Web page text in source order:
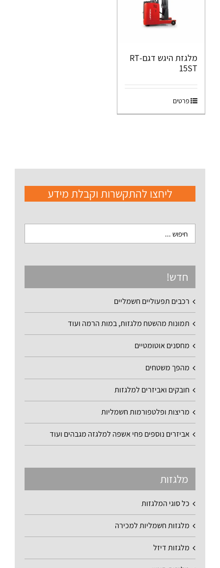
מלגזת היגש דגם-RT
15ST
פרטים
ליחצו להתקשרות וקבלת מידע
חדש!
רכבים תפעוליים חשמליים
תמונות מהשטח מלגזות, במות הרמה ועוד
מחסנים אוטומטיים
מהפך משטחים
חובקים ואביזרים למלגזות
מריצות ופלטפורמות חשמליות
אביזרים נוספים פחי אשפה למלגזה מגבהים ועוד
מלגזות
כל סוגי המלגזות
מלגזות חשמליות למכירה
מלגזות דיזל